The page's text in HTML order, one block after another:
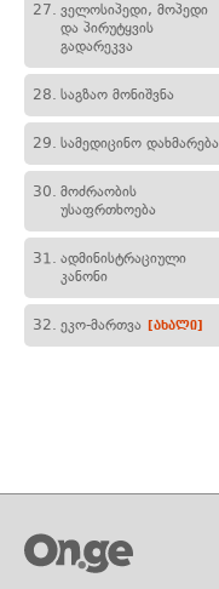
27. ველოსიპედი, მოპედი
და პირუტყვის
გადარეკვა
28. საგზაო მონიშვნა
29. სამედიცინო დახმარება
30. მოძრაობის
უსაფრთხოება
31. ადმინისტრაციული
კანონი
32. ეკო-მართვა [ახალი]